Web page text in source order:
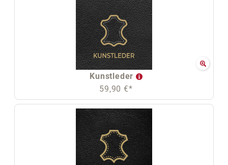
Kunstleder
59,90 €*